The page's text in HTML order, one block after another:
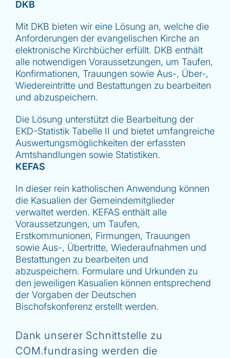
DKB
Mit DKB bieten wir eine Lösung an, welche die
Anforderungen der evangelischen Kirche an
elektronische Kirchbücher erfüllt. DKB enthält
alle notwendigen Voraussetzungen, um Taufen,
Konfirmationen, Trauungen sowie Aus-, Über-,
Wiedereintritte und Bestattungen zu bearbeiten
und abzuspeichern.
Die Lösung unterstützt die Bearbeitung der
EKD-Statistik Tabelle II und bietet umfangreiche
Auswertungsmöglichkeiten der erfassten
Amtshandlungen sowie Statistiken.
KEFAS
In dieser rein katholischen Anwendung können
die Kasualien der Gemeindemitglieder
verwaltet werden. KEFAS enthält alle
Voraussetzungen, um Taufen,
Erstkommunionen, Firmungen, Trauungen
sowie Aus-, Übertritte, Wiederaufnahmen und
Bestattungen zu bearbeiten und
abzuspeichern. Formulare und Urkunden zu
den jeweiligen Kasualien können entsprechend
der Vorgaben der Deutschen
Bischofskonferenz erstellt werden.
Dank unserer Schnittstelle zu
COM.fundrasingwerden die